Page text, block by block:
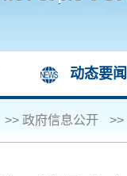
动态要闻
>> 政府信息公开 >>